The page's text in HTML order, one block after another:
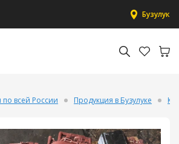
Бузулук
по всей России Продукция в Бузулуке